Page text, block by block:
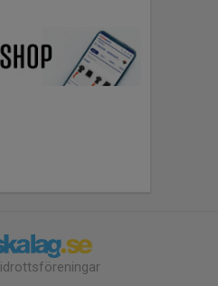
idrottsföreningar